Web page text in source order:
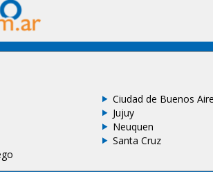
Ciudad de Buenos
Jujuy
Neuquen
Santa Cruz